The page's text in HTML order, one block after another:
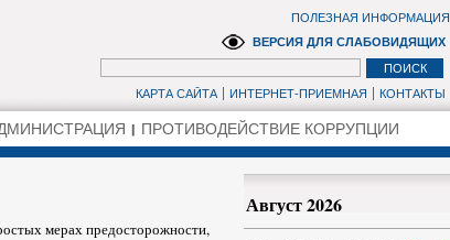
КАРТА САЙТА ИНТЕРНЕТ-ПРИЕМНАЯ КОНТАКТЫ
ВЕРСИЯ ДЛЯ СЛАБОВИДЯЩИХ
ПОЛЕЗНАЯ ИНФОРМАЦИЯ
ПРОТИВОДЕЙСТВИЕ КОРРУПЦИИ
мерах предосторожности,
Август 2026